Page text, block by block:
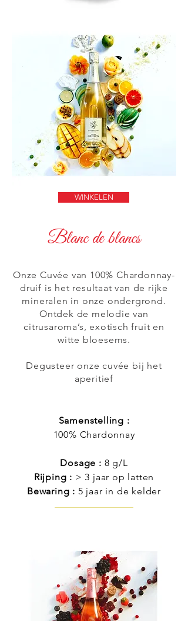
WINKELEN
Blanc de blancs
Onze Cuvée van 100% Chardonnay-
druif is het resultaat van de rijke
mineralen in onze ondergrond.
Ontdek de melodie van
citrusaroma’s, exotisch fruit en
witte bloesems.
Degusteer onze cuvée bij het
aperitief
Samenstelling :
100% Chardonnay
Dosage : 8 g/L
Rijping : > 3 jaar op latten
Bewaring : 5 jaar in de kelder